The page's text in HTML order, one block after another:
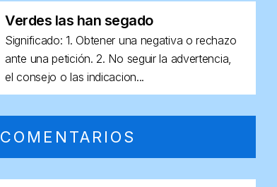
Verdes las han segado
Significado: 1. Obtener una negativa o rechazo
ante una petición. 2. No seguir la advertencia,
el consejo o las indicacion...
COMENTARIOS